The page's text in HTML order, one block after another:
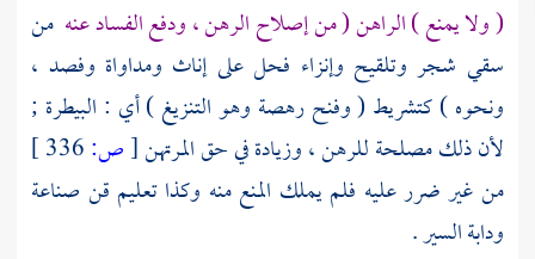
( ولا يمنع ) الراهن ( من إصلاح الرهن ، ودفع الفساد عنه من
سقي شجر وتلقيح وإنزاء فحل على إناث ومداواة وفصد ،
ونحوه ) كتشريط ( وفنح رهصة وهو التنزيغ ) أي : البيطرة ;
لأن ذلك مصلحة للرهن ، وزيادة في حق المرتهن[ص:
من غير ضرر عليه فلم يملك المنع منه وكذا تعليم قن صناعة
ودابة السير .